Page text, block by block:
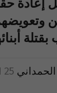
إعادة
بقتلة
25 يناير 2009